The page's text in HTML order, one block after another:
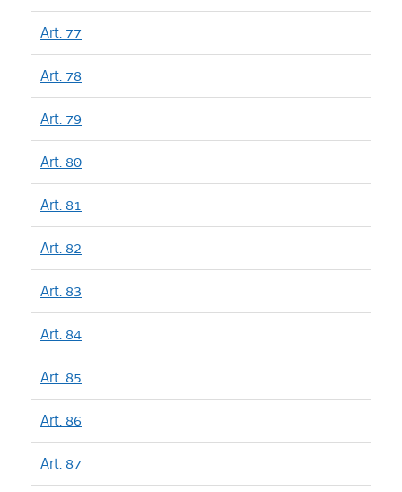
Art. 77
Art. 78
Art. 79
Art. 80
Art. 81
Art. 82
Art. 83
Art. 84
Art. 85
Art. 86
Art. 87